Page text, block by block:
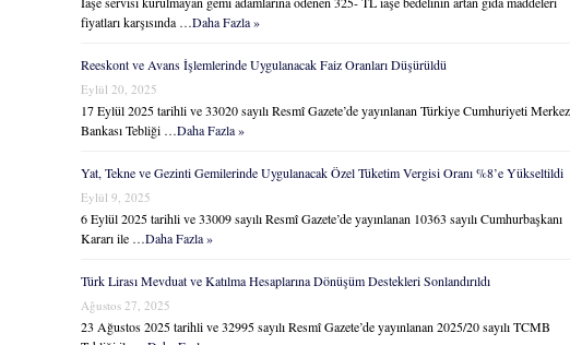
fiyatları karşısında …Daha Fazla »
Reeskont ve Avans İşlemlerinde Uygulanacak Faiz Oranları Düşürüldü
Eylül 20, 2025
17 Eylül 2025 tarihli ve 33020 sayılı Resmî Gazete’de yayınlanan Türkiye Cumhuriyeti Merkez
Bankası Tebliği …Daha Fazla »
Yat, Tekne ve Gezinti Gemilerinde Uygulanacak Özel Tüketim Vergisi Oranı %8’e Yükseltildi
Eylül 9, 2025
6 Eylül 2025 tarihli ve 33009 sayılı Resmî Gazete’de yayınlanan 10363 sayılı Cumhurbaşkanı
Kararı ile …Daha Fazla »
Türk Lirası Mevduat ve Katılma Hesaplarına Dönüşüm Destekleri Sonlandırıldı
Ağustos 27, 2025
23 Ağustos 2025 tarihli ve 32995 sayılı Resmî Gazete’de yayınlanan 2025/20 sayılı TCMB